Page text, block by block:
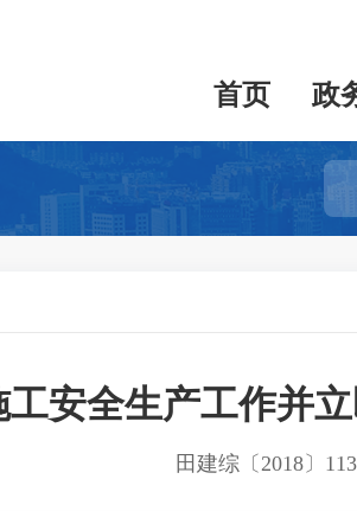
首页 政
安全生产工作并
田建综〔2018〕